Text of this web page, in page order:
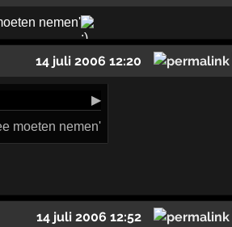
nemen'
14 juli 2006 12:20
▶
moeten nemen'
14 juli 2006 12:52